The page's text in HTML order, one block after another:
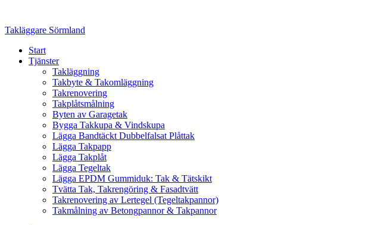
content
Takläggare Sörmland
Start
Tjänster
Takläggning
Takbyte & Takomläggning
Takrenovering
Takplåtsmålning
Byten av Garagetak
Bygga Takkupa & Vindskupa
Lägga Bandtäckt Dubbelfalsat Plåttak
Lägga Takpapp
Lägga Takplåt
Lägga Tegeltak
Lägga EPDM Gummiduk: Tak & Tätskikt
Tvätta Tak, Takrengöring & Fasadtvätt
Takrenovering av Lertegel (Tegeltakpannor)
Takmålning av Betongpannor & Takpannor